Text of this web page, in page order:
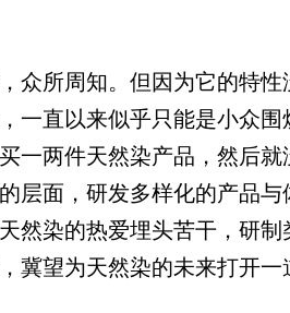
众所周知。但因为它的特
一直以来似乎只能是小众围
一两件天然染产品，然后
层面，研发多样化的产品
然染的热爱埋头苦干，研制
冀望为天然染的未来打开一